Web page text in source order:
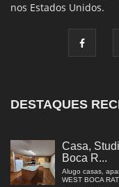
nos Estados Unidos.
DESTAQUES
Casa,
Boca R...
Alugo casas,
WEST BOCA